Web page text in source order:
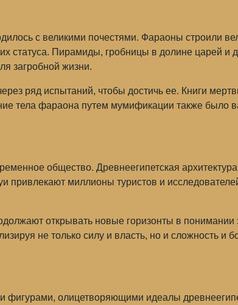
с великими почестями. Фараоны строили
статуса. Пирамиды, гробницы в долине царей и
загробной жизни.
ряд испытаний, чтобы достичь ее. Книги
тела фараона путем мумификации также было
общество. Древнеегипетская
миллионы туристов и
открывать новые горизонты в понимании
не только силу и власть, но и сложность и
олицетворяющими идеалы